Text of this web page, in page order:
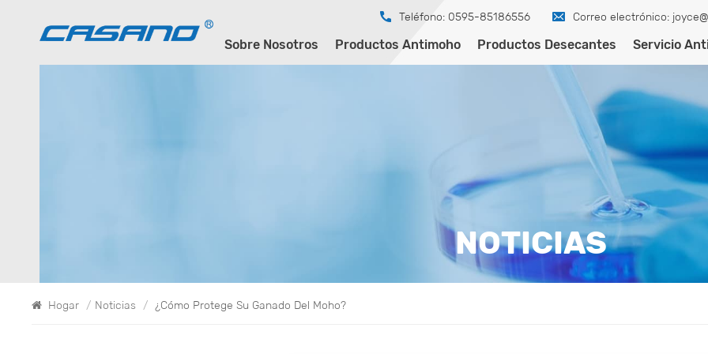
Teléfono: 0595-85186556 Correo electrónico:
Sobre Nosotros Productos Antimoho Productos Desecantes Servicio
NOTICIAS
Hogar / Noticias / ¿Cómo Protege Su Ganado Del Moho?